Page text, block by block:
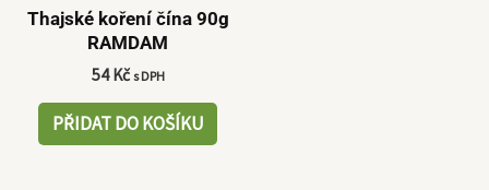
Thajské koření čína 90g
RAMDAM
54Kč s DPH
PŘIDAT DO KOŠÍKU